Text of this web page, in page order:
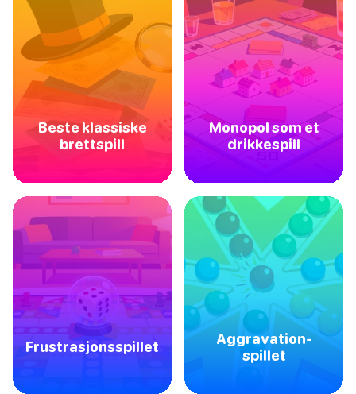
Beste klassiske
brettspill
Monopol som et
drikkespill
Frustrasjonsspillet
Aggravation-
spillet